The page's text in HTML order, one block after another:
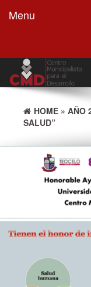
Menu
HOME » AÑO
SALUD”